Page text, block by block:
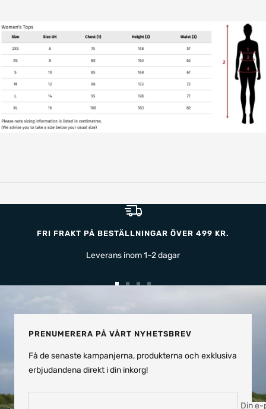
FRI FRAKT PÅ BESTÄLLNINGAR ÖVER 499 KR.
Leverans inom 1–2 dagar
1
2 3 4
PRENUMERERA PÅ VÅRT NYHETSBREV
Få de senaste kampanjerna, produkterna och exklusiva
erbjudandena direkt i din inkorg!
Din e-